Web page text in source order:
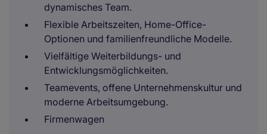
dynamisches Team.
Flexible Arbeitszeiten, Home-Office-
Optionen und familienfreundliche Modelle.
Vielfältige Weiterbildungs- und
Entwicklungsmöglichkeiten.
Teamevents, offene Unternehmenskultur und
moderne Arbeitsumgebung.
Firmenwagen